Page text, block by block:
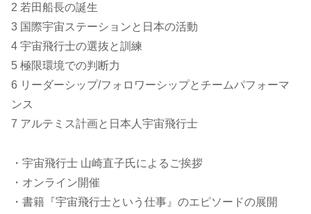
2 若田船長の誕生
3 国際宇宙ステーションと日本の活動
4 宇宙飛行士の選抜と訓練
5 極限環境での判断力
6 リーダーシップ/フォロワーシップとチームパフォーマ
ンス
7 アルテミス計画と日本人宇宙飛行士
・宇宙飛行士 山崎直子氏によるご挨拶
・オンライン開催
・書籍『宇宙飛行士という仕事』のエピソードの展開